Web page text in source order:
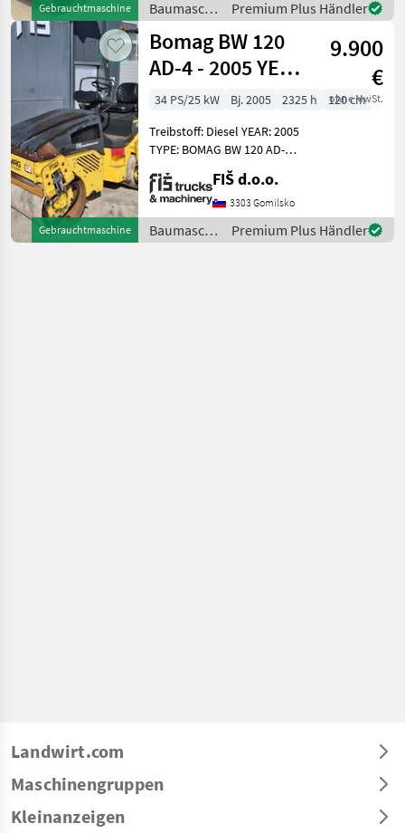
Gebrauchtmaschine
LIGHTS WETTING VIBRA
Baumaschinen
/ Bomag
Premium Plus Händler
Gebrauchtmaschine
Bomag BW 120
AD-4 - 2005 YEAR
- 2325 WORKING
HOURS
9.900
€
ohne MwSt.
34 PS/25 kW Bj. 2005 2325 h
120 cm
Treibstoff: Diesel YEAR: 2005
TYPE: BOMAG BW 120 AD-4
WORKING HOURS: 2325
ENGINE: DIESEL KUBOTA -
25.2KW WEIGHT 2586KG
ROLLER WIDTH 120CM
LIGHTS WETTING VIBR
FIŠ d.o.o.
3303 Gomilsko
Baumaschinen
/ Bomag
Premium Plus Händler
Landwirt.com
Maschinengruppen
Kleinanzeigen